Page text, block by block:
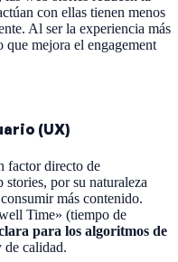
con ellas tienen menos
Al ser la experiencia más
mejora el engagement
(UX)
factor directo de
por su naturaleza
más contenido.
Time» (tiempo de
para los algoritmos de
de calidad.